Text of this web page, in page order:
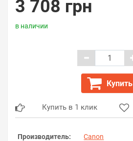
3 708 грн
в наличии
Купить
Купить в 1 клик
Производитель: Canon